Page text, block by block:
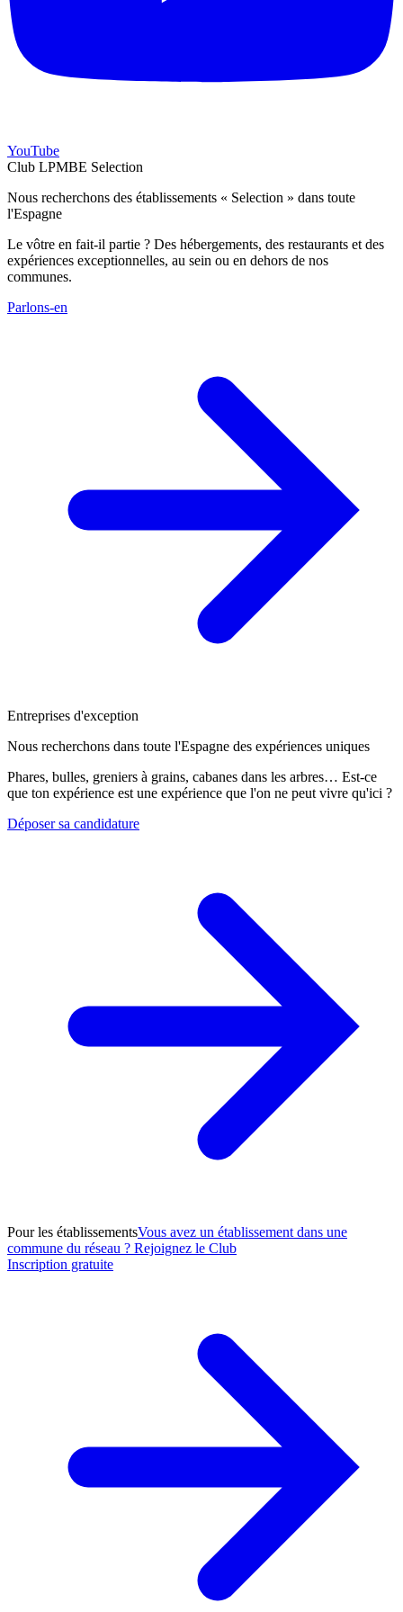
YouTube
Club LPMBE Selection
Nous recherchons des établissements « Selection » dans toute
l'Espagne
Le vôtre en fait-il partie ? Des hébergements, des restaurants et des
expériences exceptionnelles, au sein ou en dehors de nos
communes.
Parlons-en
Entreprises d'exception
Nous recherchons dans toute l'Espagne des expériences uniques
Phares, bulles, greniers à grains, cabanes dans les arbres… Est-ce
que ton expérience est une expérience que l'on ne peut vivre qu'ici ?
Déposer sa candidature
Pour les établissementsVous avez un établissement dans une
commune du réseau ? Rejoignez le Club
Inscription gratuite